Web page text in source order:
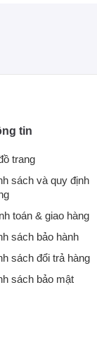
tin
trang
sách và quy định
toán & giao hàng
sách bảo hành
sách đổi trả hàng
sách bảo mật